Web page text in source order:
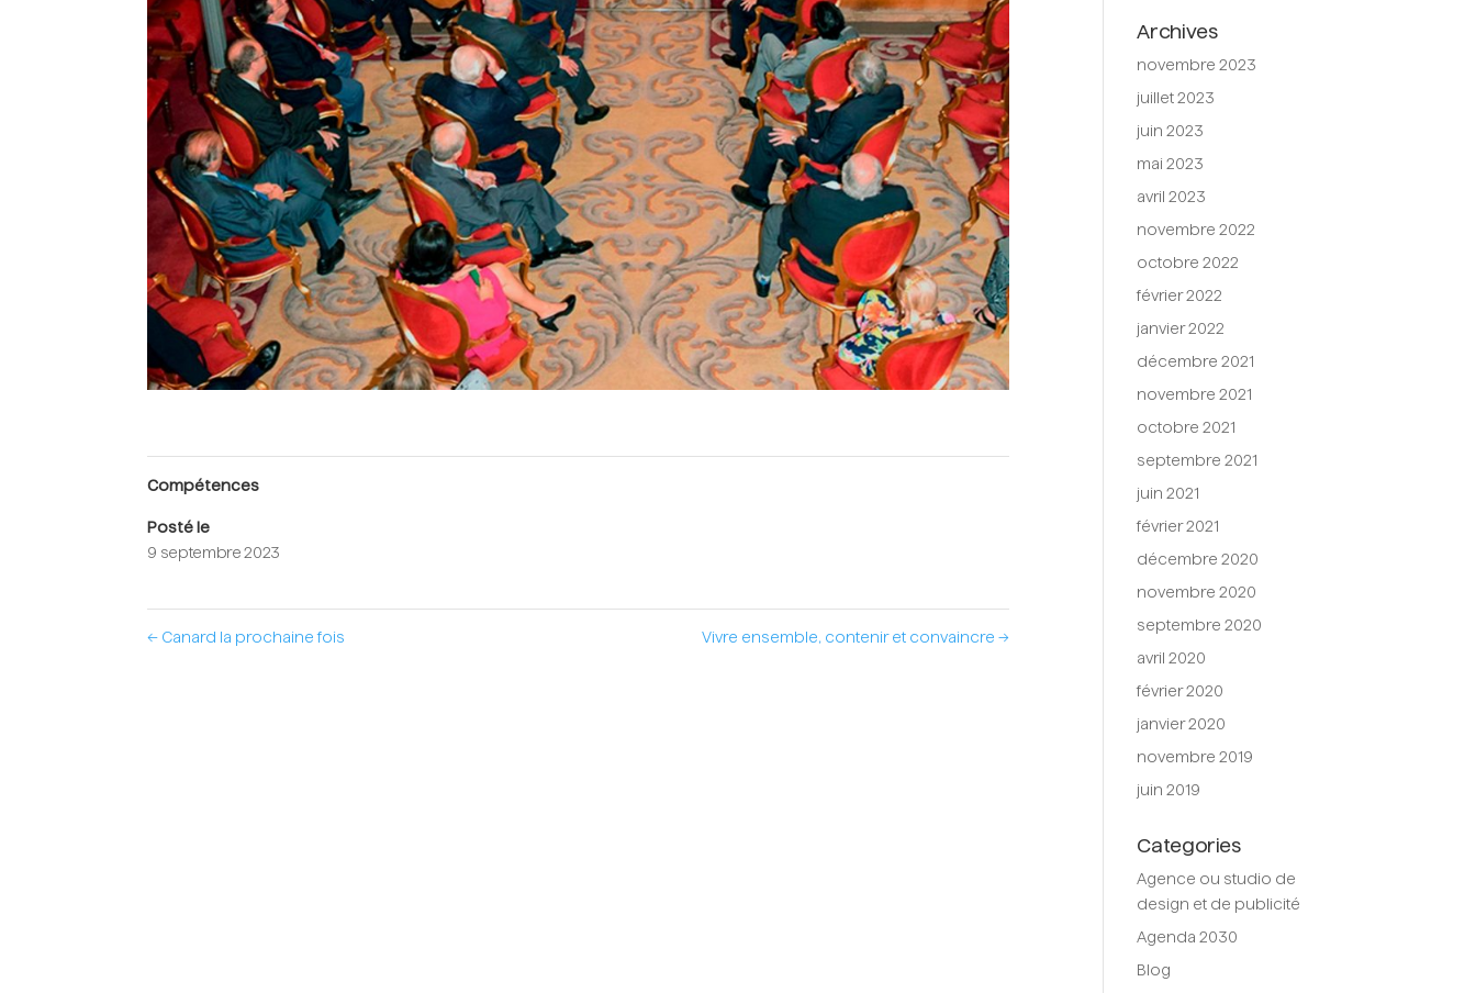
Compétences
Posté le
9 septembre 2023
← Canard la prochaine fois Vivre ensemble, contenir et convaincre→
Archives
novembre 2023
juillet 2023
juin 2023
mai 2023
avril 2023
novembre 2022
octobre 2022
février 2022
janvier 2022
décembre 2021
novembre 2021
octobre 2021
septembre 2021
juin 2021
février 2021
décembre 2020
novembre 2020
septembre 2020
avril 2020
février 2020
janvier 2020
novembre 2019
juin 2019
Categories
Agence ou studio de
design et de publicité
Agenda 2030
Blog